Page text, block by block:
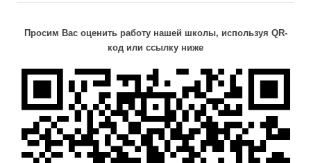
Просим Вас оценить работу нашей школы, используя QR-
код или ссылку ниже